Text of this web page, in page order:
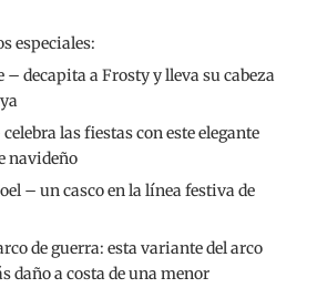
especiales:
– decapita a Frosty y lleva su cabeza
celebra las fiestas con este elegante
navideño
– un casco en la línea festiva de
de guerra: esta variante del arco
daño a costa de una menor